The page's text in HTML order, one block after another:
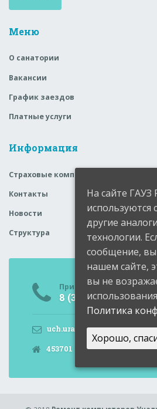
Меню
О санатории
Вакансии
График заездов
Платные услуги
Информация
Страховые компании
Контакты
Новости
Структура
Приемная
8 (34791) 6-05-99
uch.ural@doctorrb.ru
453701 РБ, Учалы, Мира, 9
На сайте
используются
другие
технологии.
сообщение, вы
нашем сайте,
вы не
Политика
Хорошо,